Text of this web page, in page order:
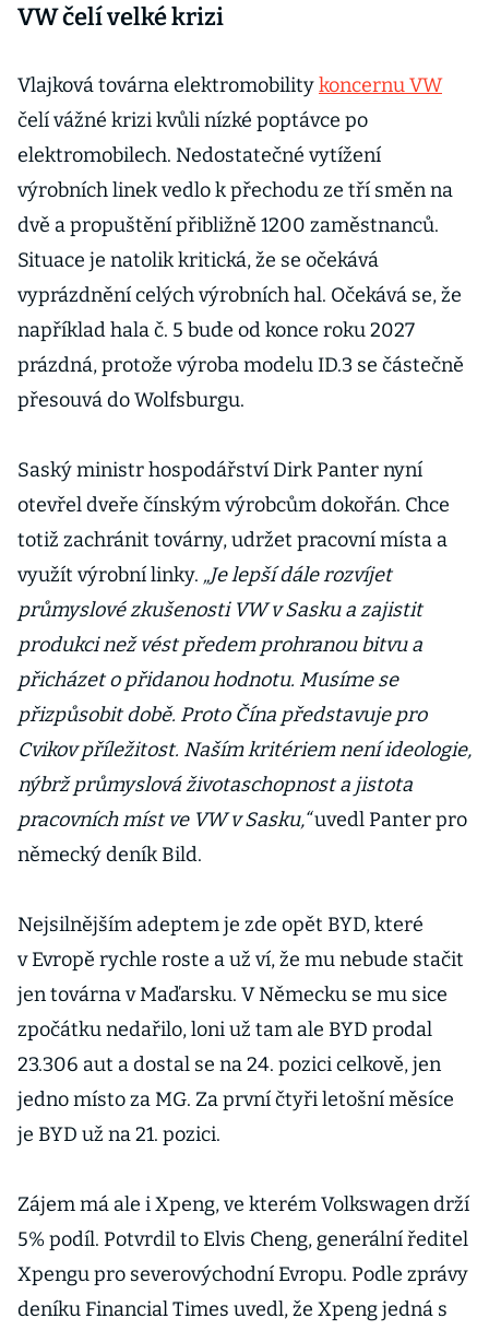
VW čelí velké krizi
Vlajková továrna elektromobilitykoncernu VW
čelí vážné krizi kvůli nízké poptávce po
elektromobilech. Nedostatečné vytížení
výrobních linek vedlo k přechodu ze tří směn na
dvě a propuštění přibližně 1200 zaměstnanců.
Situace je natolik kritická, že se očekává
vyprázdnění celých výrobních hal. Očekává se, že
například hala č. 5 bude od konce roku 2027
prázdná, protože výroba modelu ID.3 se částečně
přesouvá do Wolfsburgu.
Saský ministr hospodářství Dirk Panter nyní
otevřel dveře čínským výrobcům dokořán. Chce
totiž zachránit továrny, udržet pracovní místa a
využít výrobní linky. „Je lepší dále rozvíjet
průmyslové zkušenosti VW v Sasku a zajistit
produkci než vést předem prohranou bitvu a
přicházet o přidanou hodnotu. Musíme se
přizpůsobit době. Proto Čína představuje pro
Cvikov příležitost. Naším kritériem není ideologie,
nýbrž průmyslová životaschopnost a jistota
pracovních míst ve VW v Sasku,“uvedl Panter pro
německý deník Bild.
Nejsilnějším adeptem je zde opět BYD, které
v Evropě rychle roste a už ví, že mu nebude stačit
jen továrna v Maďarsku. V Německu se mu sice
zpočátku nedařilo, loni už tam ale BYD prodal
23.306 aut a dostal se na 24. pozici celkově, jen
jedno místo za MG. Za první čtyři letošní měsíce
je BYD už na 21. pozici.
Zájem má ale i Xpeng, ve kterém Volkswagen drží
5% podíl. Potvrdil to Elvis Cheng, generální ředitel
Xpengu pro severovýchodní Evropu. Podle zprávy
deníku Financial Times uvedl, že Xpeng jedná s